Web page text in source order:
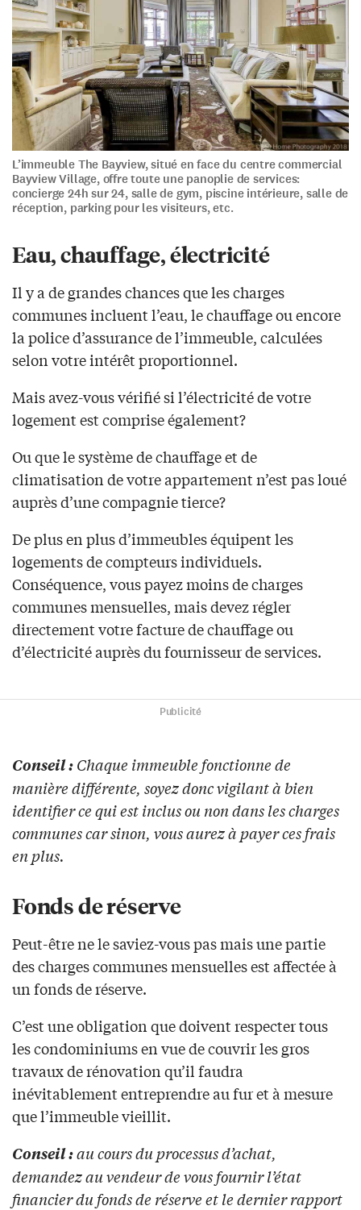
L’immeuble The Bayview, situé en face du centre commercial
Bayview Village, offre toute une panoplie de services:
concierge 24h sur 24, salle de gym, piscine intérieure, salle de
réception, parking pour les visiteurs, etc.
Eau, chauffage, électricité
Il y a de grandes chances que les charges
communes incluent l’eau, le chauffage ou encore
la police d’assurance de l’immeuble, calculées
selon votre intérêt proportionnel.
Mais avez-vous vérifié si l’électricité de votre
logement est comprise également?
Ou que le système de chauffage et de
climatisation de votre appartement n’est pas loué
auprès d’une compagnie tierce?
De plus en plus d’immeubles équipent les
logements de compteurs individuels.
Conséquence, vous payez moins de charges
communes mensuelles, mais devez régler
directement votre facture de chauffage ou
d’électricité auprès du fournisseur de services.
Publicité
Conseil : Chaque immeuble fonctionne de
manière différente, soyez donc vigilant à bien
identifier ce qui est inclus ou non dans les charges
communes car sinon, vous aurez à payer ces frais
en plus.
Fonds de réserve
Peut-être ne le saviez-vous pas mais une partie
des charges communes mensuelles est affectée à
un fonds de réserve.
C’est une obligation que doivent respecter tous
les condominiums en vue de couvrir les gros
travaux de rénovation qu’il faudra
inévitablement entreprendre au fur et à mesure
que l’immeuble vieillit.
Conseil :au cours du processus d’achat,
demandez au vendeur de vous fournir l’état
financier du fonds de réserve et le dernier rapport